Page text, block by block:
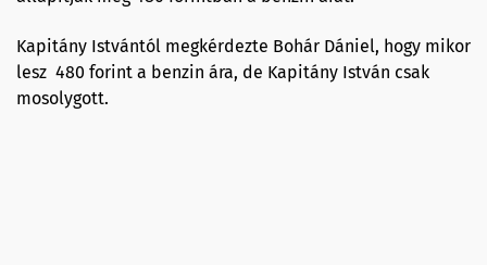
Kapitány Istvántól megkérdezte Bohár Dániel, hogy mikor
lesz 480 forint a benzin ára, de Kapitány István csak
mosolygott.